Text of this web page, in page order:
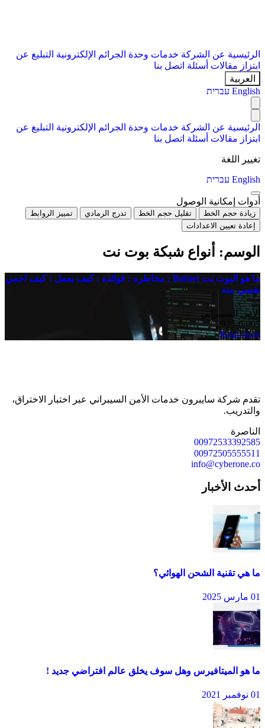
الرئيسية عن الشركة خدمات وحدة الجرائم الإلكترونية التبليغ عن
ابتزاز مقالات أسئلة اتصل بنا
العربية
English עברית
الرئيسية عن الشركة خدمات وحدة الجرائم الإلكترونية التبليغ عن
ابتزاز مقالات أسئلة اتصل بنا
تغيير اللغة
English עברית
أدوات إمكانية الوصول
زيادة حجم الخط تقليل حجم الخط تدرج الرمادي
تمييز الروابط
إعادة تعيين الاعدادات
الوسم: أنواع شبكة بوت نت
ما هو البوت نت Botnet : مخاطره : فوائده : كيف يعمل : كيف احمي
نفسي منه
الأمن السيبراني
2025-03-05
Read more
تقدم شركة سايبرون خدمات الأمن السيبراني عبر اختبار الاختراق،
والتدريب.
الناصرة
00972533392585
00972505555511
info@cyberone.co
أحدث الأخبار
ما هي تقنية الشحن الهوائي؟
01 مارس 2025
ما هو الميتافيرس وهل سوف يخلق عالم افتراضي جديد !
01 نوفمبر 2021